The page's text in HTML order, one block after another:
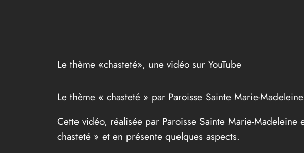
Le thème «chasteté», une vidéo sur YouTube
Le thème « chasteté » par Paroisse Sainte Marie-
Cette vidéo, réalisée par Paroisse Sainte Marie-Madeleine
chasteté » et en présente quelques aspects.